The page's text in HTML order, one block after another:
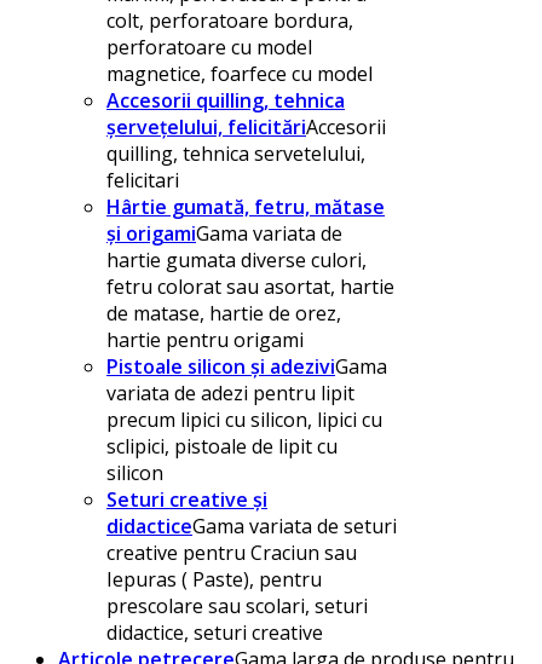
colt, perforatoare bordura,
perforatoare cu model
magnetice, foarfece cu model
Accesorii quilling, tehnica
șervețelului, felicităriAccesorii
quilling, tehnica servetelului,
felicitari
Hârtie gumată, fetru, mătase
și origamiGama variata de
hartie gumata diverse culori,
fetru colorat sau asortat, hartie
de matase, hartie de orez,
hartie pentru origami
Pistoale silicon și adeziviGama
variata de adezi pentru lipit
precum lipici cu silicon, lipici cu
sclipici, pistoale de lipit cu
silicon
Seturi creative și
didacticeGama variata de seturi
creative pentru Craciun sau
Iepuras ( Paste), pentru
prescolare sau scolari, seturi
didactice, seturi creative